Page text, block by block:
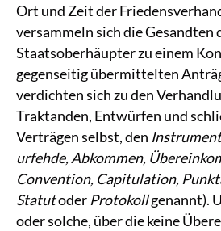
Ort und Zeit der
versammeln sich die Gesandten
Staatsoberhäupter zu einem
gegenseitig übermittelten
verdichten sich zu den
Traktanden, Entwürfen und
Verträgen selbst, den
urfehde, Abkommen,
Convention, Capitulation,
Statutoder Protokollgenannt).
oder solche, über die keine